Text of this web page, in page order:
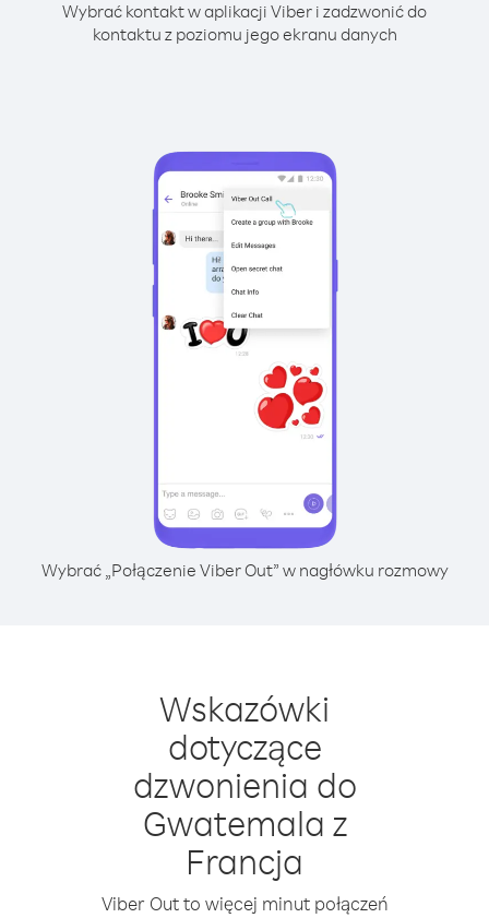
Wybrać kontakt w aplikacji Viber i zadzwonić do
kontaktu z poziomu jego ekranu danych
Wybrać „Połączenie Viber Out” w nagłówku rozmowy
Wskazówki
dotyczące
dzwonienia do
Gwatemala z
Francja
Viber Out to więcej minut połączeń